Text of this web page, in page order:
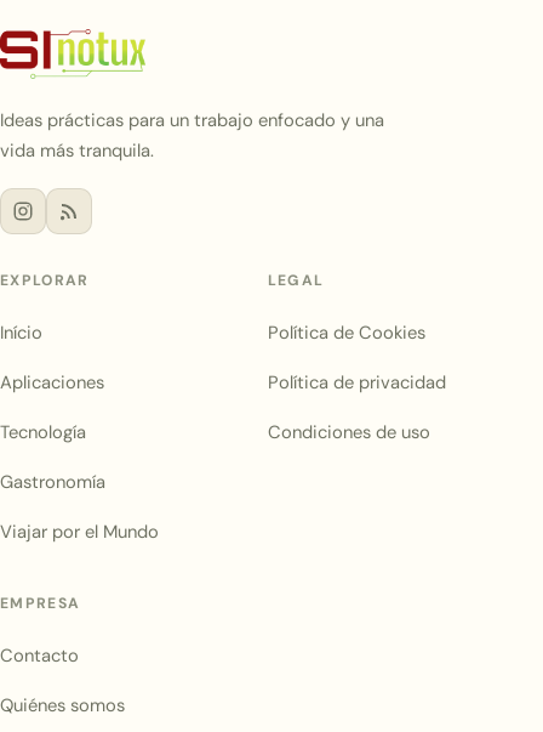
Ideas prácticas para un trabajo enfocado y una
vida más tranquila.
EXPLORAR
Início
Aplicaciones
Tecnología
Gastronomía
Viajar por el Mundo
LEGAL
Política de Cookies
Política de privacidad
Condiciones de uso
EMPRESA
Contacto
Quiénes somos